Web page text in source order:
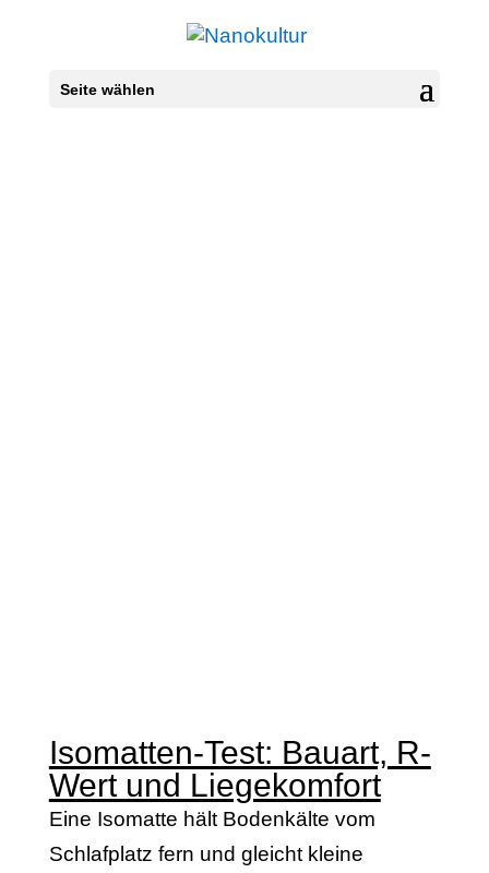
Seite wählen
Isomatten-Test: Bauart, R-
Wert und Liegekomfort
Eine Isomatte hält Bodenkälte vom
Schlafplatz fern und gleicht kleine